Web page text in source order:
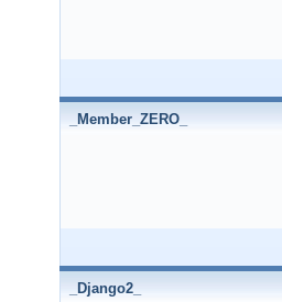
_Member_ZERO_
_Django2_